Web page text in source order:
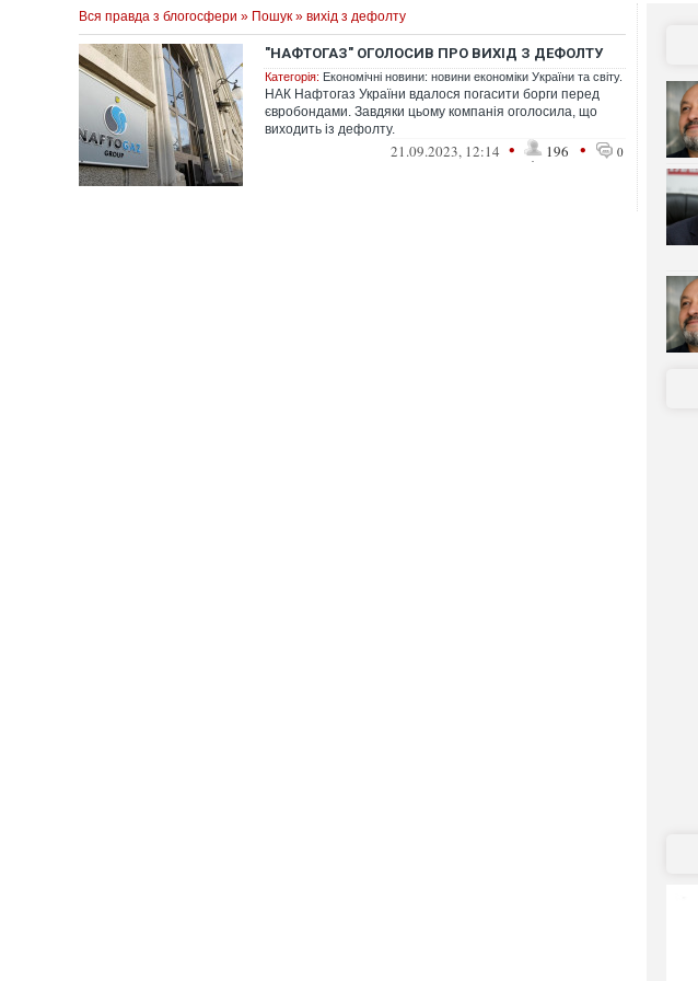
Вся правда з блогосфери » Пошук » вихід з дефолту
"НАФТОГАЗ" ОГОЛОСИВ ПРО ВИХІД З ДЕФОЛТУ
Категорія: Економічні новини: новини економіки України та світу.
НАК Нафтогаз України вдалося погасити борги перед
євробондами. Завдяки цьому компанія оголосила, що
виходить із дефолту.
21.09.2023, 12:14 • 196 • 0